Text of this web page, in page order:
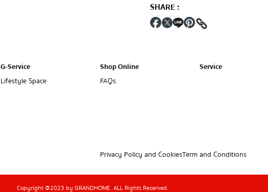
SHARE:
G-Service
Lifestyle Space
Shop Online
FAQs
Service
Privacy Policy and CookiesTerm and Conditions
Copyright @2023 by GRANDHOME. ALL Rights Reserved.